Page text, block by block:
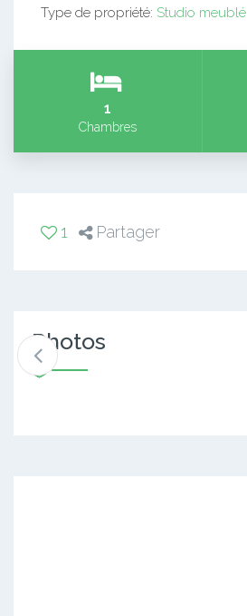
Type de propriété: Studio meublé
1
Chambres
1 Partager
Photos